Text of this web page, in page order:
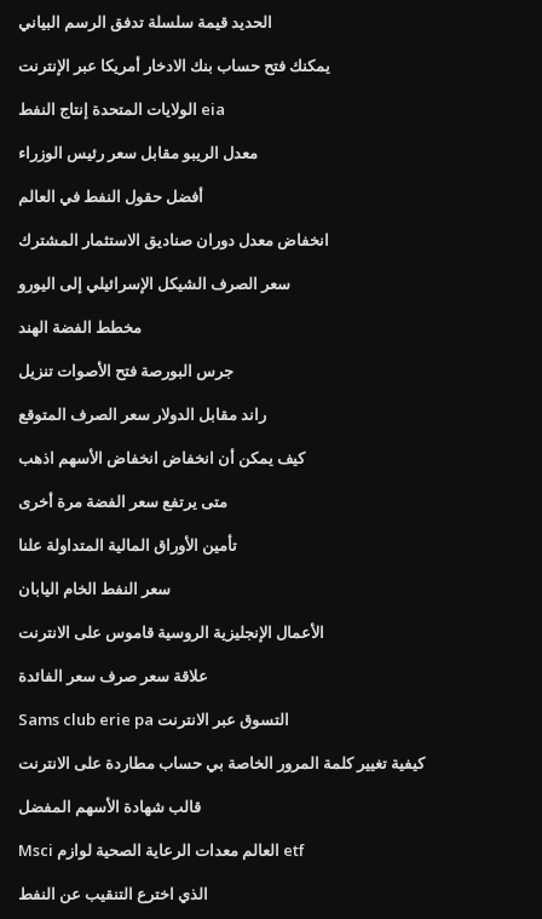
الحديد قيمة سلسلة تدفق الرسم البياني
يمكنك فتح حساب بنك الادخار أمريكا عبر الإنترنت
الولايات المتحدة إنتاج النفط eia
معدل الريبو مقابل سعر رئيس الوزراء
أفضل حقول النفط في العالم
انخفاض معدل دوران صناديق الاستثمار المشترك
سعر الصرف الشيكل الإسرائيلي إلى اليورو
مخطط الفضة الهند
جرس البورصة فتح الأصوات تنزيل
راند مقابل الدولار سعر الصرف المتوقع
كيف يمكن أن انخفاض انخفاض الأسهم اذهب
متى يرتفع سعر الفضة مرة أخرى
تأمين الأوراق المالية المتداولة علنا
سعر النفط الخام اليابان
الأعمال الإنجليزية الروسية قاموس على الانترنت
علاقة سعر صرف سعر الفائدة
Sams club erie pa التسوق عبر الانترنت
كيفية تغيير كلمة المرور الخاصة بي حساب مطاردة على الانترنت
قالب شهادة الأسهم المفضل
Msci العالم معدات الرعاية الصحية لوازم etf
الذي اخترع التنقيب عن النفط